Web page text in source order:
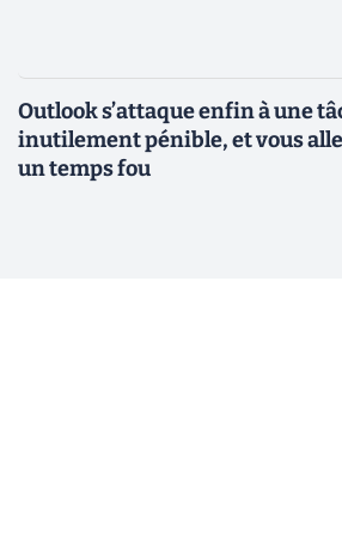
Outlook s’attaque enfin à une
inutilement pénible, et vous
un temps fou